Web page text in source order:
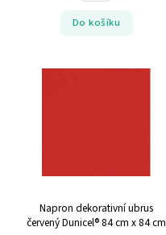
Do košíku
Napron dekorativní ubrus
červený Dunicel® 84 cm x 84 cm